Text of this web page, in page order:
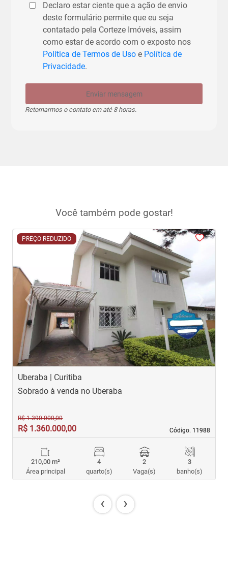
Declaro estar ciente que a ação de envio
deste formulário permite que eu seja
contatado pela Corteze Imóveis, assim
como estar de acordo com o exposto nos
Política de Termos de Uso e Política de
Privacidade.
Enviar mensagem
Retornarmos o contato em até 8 horas.
Você também pode gostar!
PREÇO REDUZIDO
<<<<
‹Previous ›Next
Uberaba | Curitiba
Código. 11988
Código. 11988
Sobrado à venda no Uberaba
R$ 1.390.000,00
R$ 1.360.000,00
210,00 m²
Área principal
4
quarto(s)
2
Vaga(s)
3
banho(s)
‹ ›